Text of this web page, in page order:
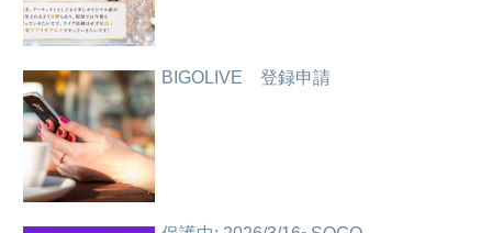
BIGOLIVE 登録申請